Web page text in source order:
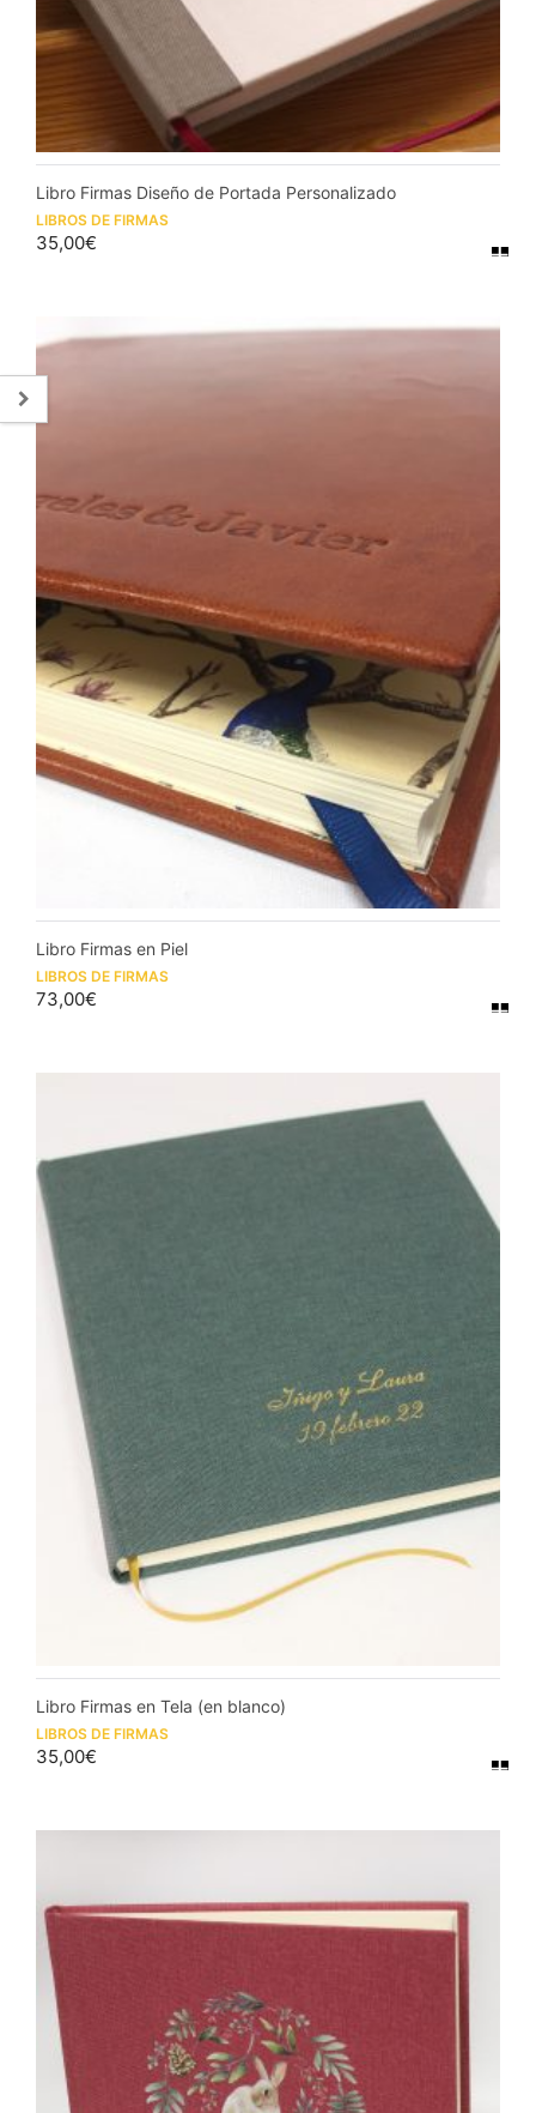
Libro Firmas Diseño de Portada Personalizado
LIBROS DE FIRMAS
35,00€
Libro Firmas en Piel
LIBROS DE FIRMAS
73,00€
Libro Firmas en Tela (en blanco)
LIBROS DE FIRMAS
35,00€